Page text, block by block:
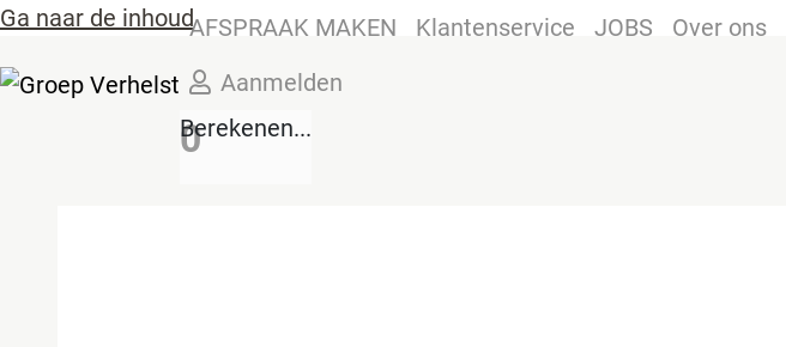
Ga naar de inhoudAFSPRAAK MAKEN Klantenservice JOBS Over ons
Aanmelden
0
Berekenen...